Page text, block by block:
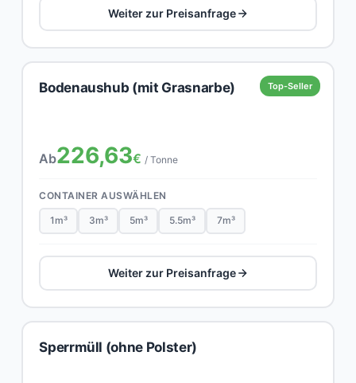
Weiter zur Preisanfrage
Top-Seller
Bodenaushub (mit Grasnarbe)
Ab226,63€ / Tonne
CONTAINER AUSWÄHLEN
1m³ 3m³ 5m³ 5.5m³ 7m³
Weiter zur Preisanfrage
Sperrmüll (ohne Polster)